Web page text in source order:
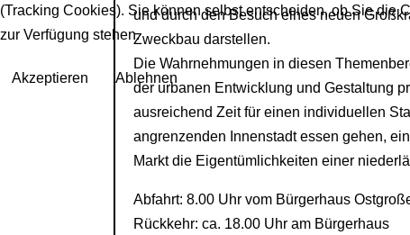
und durch den Besuch eines neuen
Zweckbau darstellen.
Die Wahrnehmungen in diesen
der urbanen Entwicklung und Gestaltung
ausreichend Zeit für einen individuellen
angrenzenden Innenstadt essen gehen,
Markt die Eigentümlichkeiten einer
Abfahrt: 8.00 Uhr vom Bürgerhaus
Rückkehr: ca. 18.00 Uhr am Bürgerhaus
(Tracking Cookies). Sie können selbst entscheiden, ob Sie die
zur Verfügung stehen.
Akzeptieren Ablehnen